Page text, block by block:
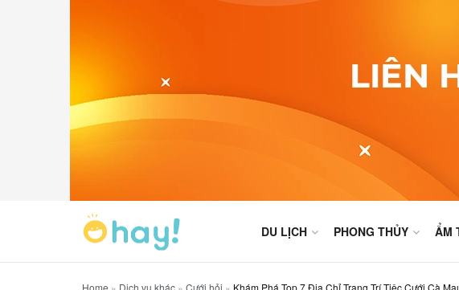
DU LỊCH PHONG THỦY ẨM
Home » Dịch vụ khác » Cưới hỏi » Khám Phá Top 7 Địa Chỉ Trang Trí Tiệc Cưới Cà